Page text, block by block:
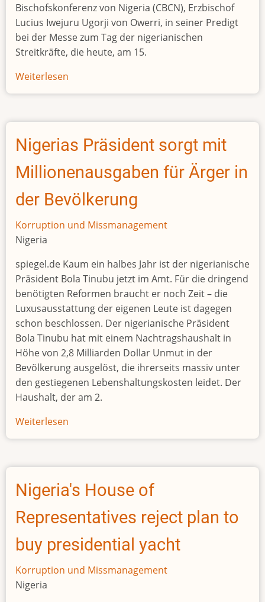
Bischofskonferenz von Nigeria (CBCN), Erzbischof
Lucius Iwejuru Ugorji von Owerri, in seiner Predigt
bei der Messe zum Tag der nigerianischen
Streitkräfte, die heute, am 15.
Weiterlesen
AFRIKA/NIGERIA
Vorsitzender
Bischofskonferenz:
ist
außer
Kontrolle
geraten
Nigerias Präsident sorgt mit
Millionenausgaben für Ärger in
der Bevölkerung
Korruption und Missmanagement
Nigeria
spiegel.de Kaum ein halbes Jahr ist der nigerianische
Präsident Bola Tinubu jetzt im Amt. Für die dringend
benötigten Reformen braucht er noch Zeit – die
Luxusausstattung der eigenen Leute ist dagegen
schon beschlossen. Der nigerianische Präsident
Bola Tinubu hat mit einem Nachtragshaushalt in
Höhe von 2,8 Milliarden Dollar Unmut in der
Bevölkerung ausgelöst, die ihrerseits massiv unter
den gestiegenen Lebenshaltungskosten leidet. Der
Haushalt, der am 2.
Weiterlesen
Nigerias
sorgt
mit
Millionenausgaben
Ärger
in
der
Bevölkerung
Nigeria's House of
Representatives reject plan to
buy presidential yacht
Korruption und Missmanagement
Nigeria